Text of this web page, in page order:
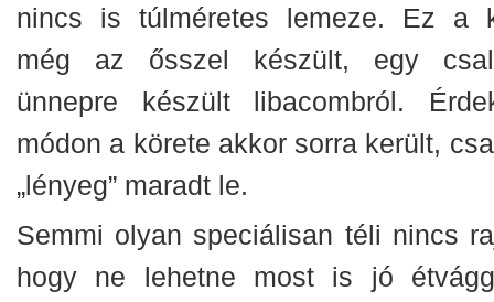
nincs is túlméretes lemeze. Ez a
még az ősszel készült, egy
ünnepre készült libacombról.
módon a körete akkor sorra került,
„lényeg” maradt le.
Semmi olyan speciálisan téli nincs
hogy ne lehetne most is jó